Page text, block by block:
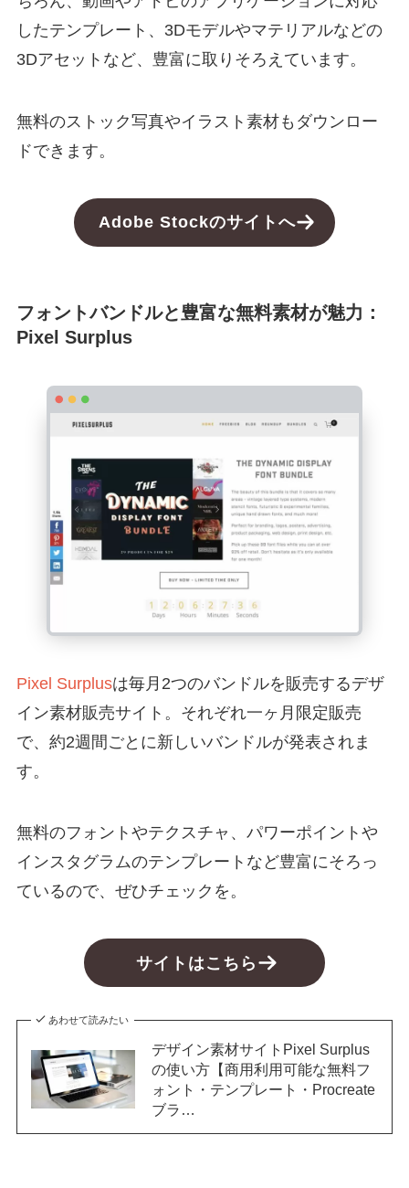
したテンプレート、3Dモデルやマテリアルなどの
3Dアセットなど、豊富に取りそろえています。
無料のストック写真やイラスト素材もダウンロー
ドできます。
Adobe Stockのサイトへ
フォントバンドルと豊富な無料素材が魅力：
Pixel Surplus
Pixel Surplusは毎月2つのバンドルを販売するデザ
イン素材販売サイト。それぞれ一ヶ月限定販売
で、約2週間ごとに新しいバンドルが発表されま
す。
無料のフォントやテクスチャ、パワーポイントや
インスタグラムのテンプレートなど豊富にそろっ
ているので、ぜひチェックを。
サイトはこちら
あわせて読みたい
デザイン素材サイトPixel Surplus
の使い方【商用利用可能な無料フ
ォント・テンプレート・Procreate
ブラ…